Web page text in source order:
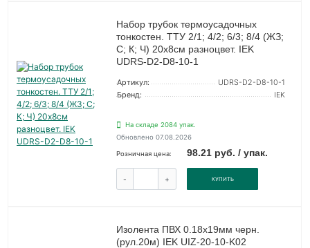
Набор трубок термоусадочных
тонкостен. ТТУ 2/1; 4/2; 6/3; 8/4 (ЖЗ;
С; К; Ч) 20х8см разноцвет. IEK
UDRS-D2-D8-10-1
Артикул:
UDRS-D2-D8-10-1
Бренд:
IEK
На складе 2084 упак.
Обновлено 07.08.2026
Розничная цена: 98.21 руб. / упак.
- + КУПИТЬ
Изолента ПВХ 0.18х19мм черн.
(рул.20м) IEK UIZ-20-10-K02